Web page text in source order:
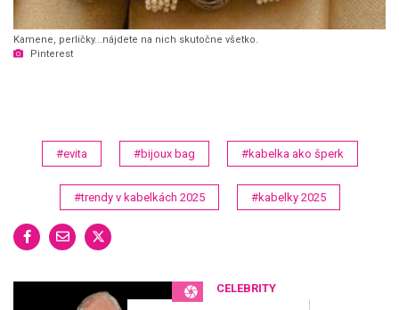
Kamene, perličky...nájdete na nich skutočne všetko.
Pinterest
#evita #bijoux bag #kabelka ako šperk
#trendy v kabelkách 2025 #kabelky 2025
CELEBRITY